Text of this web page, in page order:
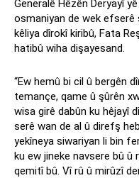
Generalê Hêzên Deryayî
osmaniyan de wek efserê
kêliya dîrokî kiribû, Fata
hatibû wiha dişayesand.
“Ew hemû bi cil û bergên
temançe, qame û şûrên
wisa girê dabûn ku hêjayî
serê wan de al û direfş
yekîneya siwariyan li bin
ku ew jineke navsere bû û
qemitî bû. Vî rû û mirûzî